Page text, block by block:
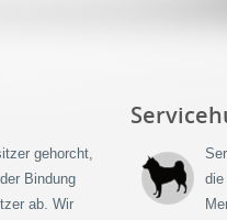
gehorcht,
Bindung
ab. Wir
die